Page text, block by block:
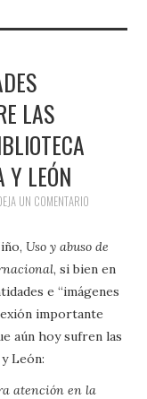
LAS
Y LEÓN
UN COMENTARIO
Uso y abuso de
, si bien en
e “imágenes
importante
aún hoy sufren las
León:
atención en la